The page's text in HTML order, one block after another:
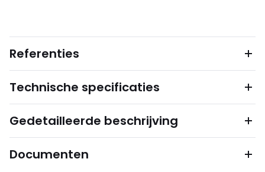
Referenties
Technische specificaties
Gedetailleerde beschrijving
Documenten